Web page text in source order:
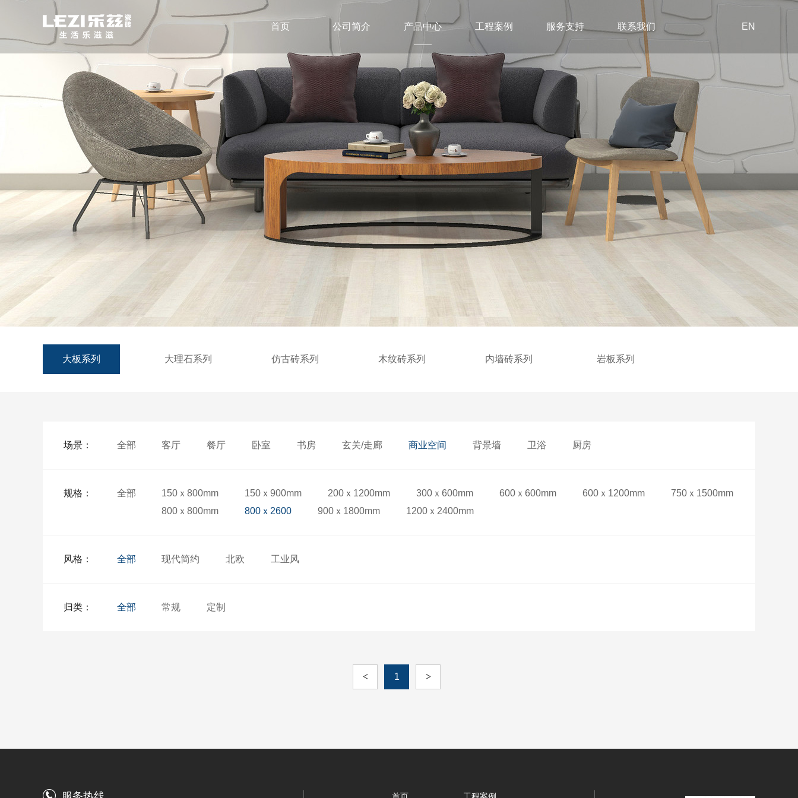
首页 公司简介 产品中心 工程案例 服务支持 联系我们 EN
大板系列 大理石系列 仿古砖系列 木纹砖系列 内墙砖系列 岩板系列
场景： 全部 客厅 餐厅 卧室 书房 玄关/走廊 商业空间 背景墙 卫浴 厨房
规格： 全部 150ｘ800mm 150ｘ900mm 200ｘ1200mm 300ｘ600mm 600ｘ600mm 600ｘ1200mm
750ｘ1500mm
800ｘ800mm
800ｘ2600 900ｘ1800mm 1200ｘ2400mm
风格： 全部 现代简约 北欧 工业风
归类： 全部 常规 定制
< 1 >